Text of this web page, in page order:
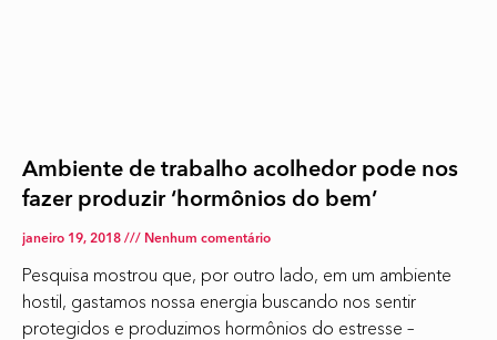
Ambiente de trabalho acolhedor pode nos
fazer produzir ‘hormônios do bem’
janeiro 19, 2018 Nenhum comentário
Pesquisa mostrou que, por outro lado, em um ambiente
hostil, gastamos nossa energia buscando nos sentir
protegidos e produzimos hormônios do estresse –